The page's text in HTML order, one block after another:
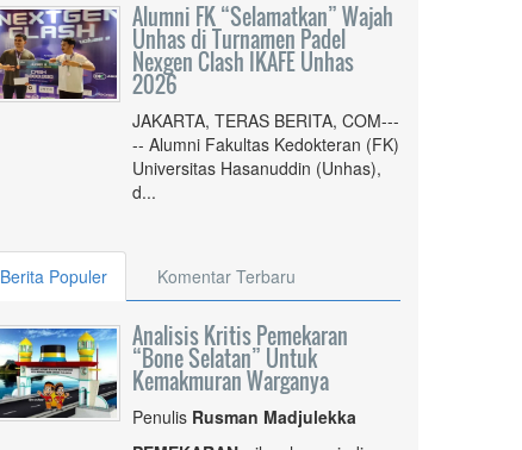
Alumni FK “Selamatkan” Wajah
Unhas di Turnamen Padel
Nexgen Clash IKAFE Unhas
2026
JAKARTA, TERAS BERITA, COM---
-- Alumni Fakultas Kedokteran (FK)
Universitas Hasanuddin (Unhas),
d...
Berita Populer Komentar Terbaru
Analisis Kritis Pemekaran
“Bone Selatan” Untuk
Kemakmuran Warganya
Penulis Rusman Madjulekka